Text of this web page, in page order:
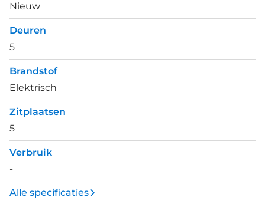
Nieuw
Deuren
5
Brandstof
Elektrisch
Zitplaatsen
5
Verbruik
-
Alle specificaties